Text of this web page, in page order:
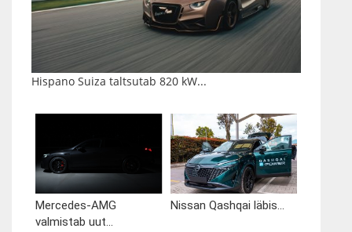
Hispano Suiza taltsutab 820 kW...
Mercedes-AMG
valmistab uut...
Nissan Qashqai läbis...